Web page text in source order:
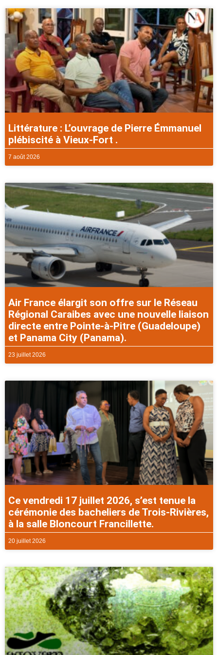
Littérature : L’ouvrage de Pierre Émmanuel
plébiscité à Vieux-Fort .
7 août 2026
Air France élargit son offre sur le Réseau
Régional Caraibes avec une nouvelle liaison
directe entre Pointe-à-Pitre (Guadeloupe)
et Panama City (Panama).
23 juillet 2026
Ce vendredi 17 juillet 2026, s’est tenue la
cérémonie des bacheliers de Trois-Rivières,
à la salle Bloncourt Francillette.
20 juillet 2026